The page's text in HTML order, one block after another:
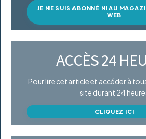
JE NE SUIS ABONNÉ NI AU
WEB
ACCÈS 24
Pour lire cet article et accéder à
site durant 24
CLIQUEZ ICI